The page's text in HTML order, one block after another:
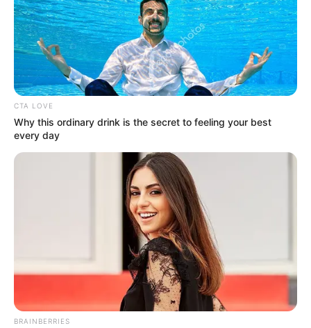
CTA LOVE
Why this ordinary drink is the secret to feeling your best
every day
BRAINBERRIES